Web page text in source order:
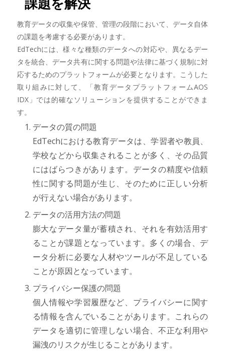
教育データの収集や保管、管理の段階において、データ自体
の課題を考慮する必要があります。
EdTechには、様々な種類のデータへの対応や、異なるデー
タを統合、データ共有に関する問題や法律に基づく規制に対
応するためのプラットフォームが必要となります。こうした
取り組みに対して、「教育データプラットフォームAOS
IDX」では的確なソリューションを提供することができま
す。
データの質の問題
EdTechにおける教育データは、学習者や教員、
学校などから収集されることが多く、その品質
にはばらつきがあります。データの精度や信頼
性に関する問題が生じ、そのために正しい分析
が行えない場合があります。
データの活用方法の問題
膨大なデータ量が蓄積され、それを有効活用す
ることが課題となっています。多くの場合、デ
ータ分析に必要な人材やツールが不足している
ことが原因となっています。
プライバシー保護の問題
個人情報や学習履歴など、プライバシーに関す
る情報を含んでいることがあります。これらの
データを適切に管理しない場合、不正な利用や
漏洩のリスクが生じることがあります。